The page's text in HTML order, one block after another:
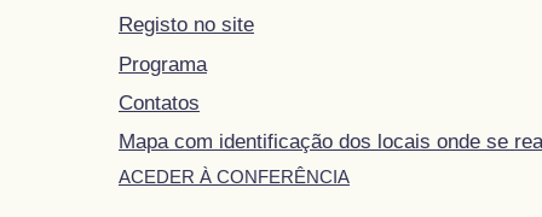
Registo no site
Programa
Contatos
Mapa com identificação dos locais onde se
ACEDER À CONFERÊNCIA